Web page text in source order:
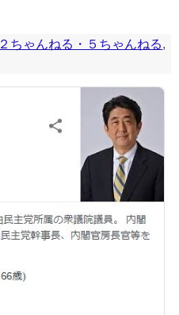
２ちゃんねる・５ちゃんねる,